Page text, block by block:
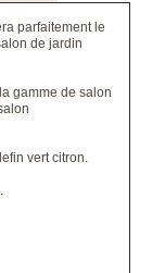
parfaitementle
de jardin
gamme de salon
vert citron.